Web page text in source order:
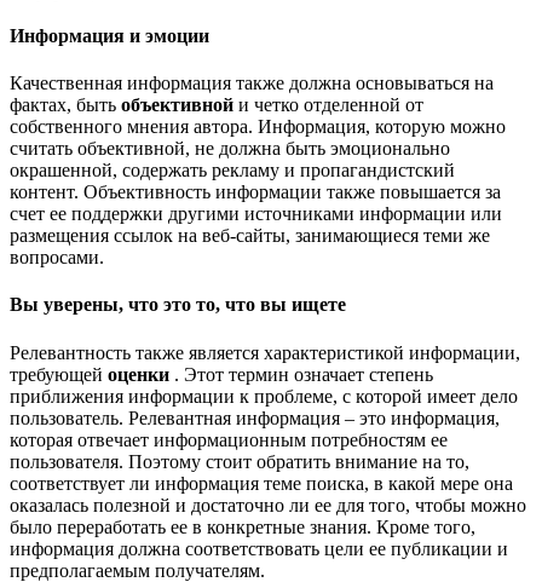
Информация и эмоции
Качественная информация также должна основываться на
фактах, быть объективной и четко отделенной от
собственного мнения автора. Информация, которую можно
считать объективной, не должна быть эмоционально
окрашенной, содержать рекламу и пропагандистский
контент. Объективность информации также повышается за
счет ее поддержки другими источниками информации или
размещения ссылок на веб-сайты, занимающиеся теми же
вопросами.
Вы уверены, что это то, что вы ищете
Релевантность также является характеристикой информации,
требующей оценки . Этот термин означает степень
приближения информации к проблеме, с которой имеет дело
пользователь. Релевантная информация – это информация,
которая отвечает информационным потребностям ее
пользователя. Поэтому стоит обратить внимание на то,
соответствует ли информация теме поиска, в какой мере она
оказалась полезной и достаточно ли ее для того, чтобы можно
было переработать ее в конкретные знания. Кроме того,
информация должна соответствовать цели ее публикации и
предполагаемым получателям.